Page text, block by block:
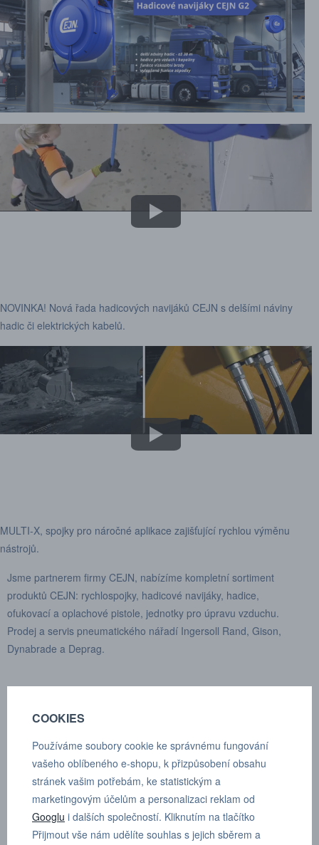
NOVINKA! Nová řada hadicových navijáků CEJN s delšími náviny
hadic či elektrických kabelů.
MULTI-X, spojky pro náročné aplikace zajišťující rychlou výměnu
nástrojů.
Jsme partnerem firmy CEJN, nabízíme kompletní sortiment
produktů CEJN: rychlospojky, hadicové navijáky, hadice,
ofukovací a oplachové pistole, jednotky pro úpravu vzduchu.
Prodej a servis pneumatického nářadí Ingersoll Rand, Gison,
Dynabrade a Deprag.
PROČ FD TOOLS?
K veškerému u nás zakoupenému nářadí zajišťujeme záruční
COOKIES
Používáme soubory cookie ke správnému fungování
vašeho oblíbeného e-shopu, k přizpůsobení obsahu
stránek vašim potřebám, ke statistickým a
marketingovým účelům a personalizaci reklam od
Googlu i dalších společností. Kliknutím na tlačítko
Přijmout vše nám udělíte souhlas s jejich sběrem a